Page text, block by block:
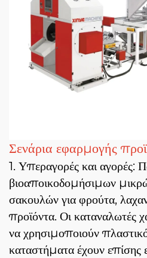
Σενάρια εφαρμογής
1. Υπεραγορές και αγορές:
βιοαποικοδομήσιμων
σακουλών για φρούτα,
προϊόντα. Οι καταναλωτές
να χρησιμοποιούν
καταστήματα έχουν επίσης